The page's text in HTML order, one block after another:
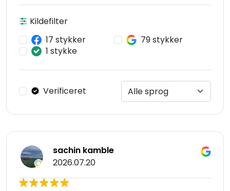
Kildefilter
17 stykker
79 stykker
1 stykke
Verificeret
sachin kamble
2026.07.20